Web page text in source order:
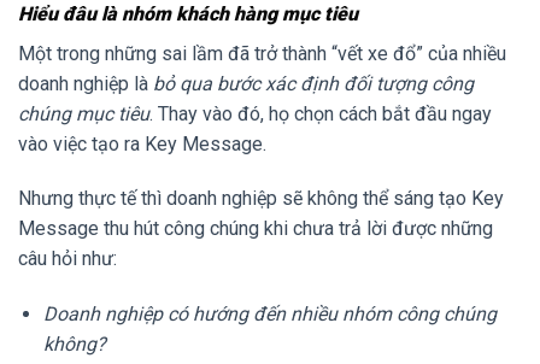
Hiểu đâu là nhóm khách hàng mục tiêu
Một trong những sai lầm đã trở thành “vết xe đổ” của nhiều
doanh nghiệp là bỏ qua bước xác định đối tượng công
chúng mục tiêu. Thay vào đó, họ chọn cách bắt đầu ngay
vào việc tạo ra Key Message.
Nhưng thực tế thì doanh nghiệp sẽ không thể sáng tạo Key
Message thu hút công chúng khi chưa trả lời được những
câu hỏi như:
Doanh nghiệp có hướng đến nhiều nhóm công chúng
không?